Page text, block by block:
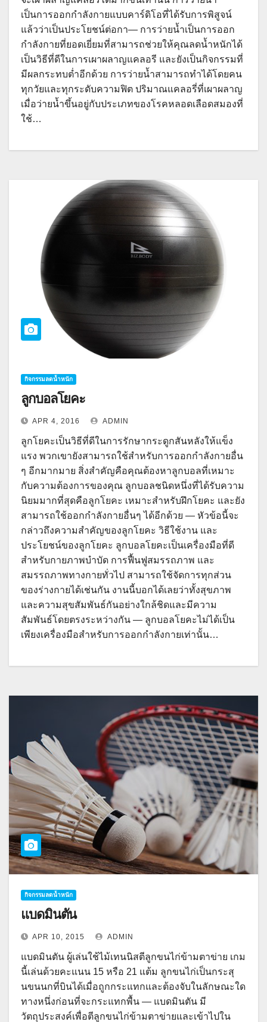
เป็นการออกกำลังกายแบบคาร์ดิโอที่ได้รับการพิสูจน์
แล้วว่าเป็นประโยชน์ต่อกา— การว่ายน้ำเป็นการออก
กำลังกายที่ยอดเยี่ยมที่สามารถช่วยให้คุณลดน้ำหนักได้
เป็นวิธีที่ดีในการเผาผลาญแคลอรี และยังเป็นกิจกรรมที่
มีผลกระทบต่ำอีกด้วย การว่ายน้ำสามารถทำได้โดยคน
ทุกวัยและทุกระดับความฟิต ปริมาณแคลอรี่ที่เผาผลาญ
เมื่อว่ายน้ำขึ้นอยู่กับประเภทของโรคหลอดเลือดสมองที่
ใช้…
กิจกรรมลดน้ำหนัก
ลูกบอลโยคะ
APR 4, 2016 ADMIN
ลูกโยคะเป็นวิธีที่ดีในการรักษากระดูกสันหลังให้แข็ง
แรง พวกเขายังสามารถใช้สำหรับการออกกำลังกายอื่น
ๆ อีกมากมาย สิ่งสำคัญคือคุณต้องหาลูกบอลที่เหมาะ
กับความต้องการของคุณ ลูกบอลชนิดหนึ่งที่ได้รับความ
นิยมมากที่สุดคือลูกโยคะ เหมาะสำหรับฝึกโยคะ และยัง
สามารถใช้ออกกำลังกายอื่นๆ ได้อีกด้วย — หัวข้อนี้จะ
กล่าวถึงความสำคัญของลูกโยคะ วิธีใช้งาน และ
ประโยชน์ของลูกโยคะ ลูกบอลโยคะเป็นเครื่องมือที่ดี
สำหรับกายภาพบำบัด การฟื้นฟูสมรรถภาพ และ
สมรรถภาพทางกายทั่วไป สามารถใช้จัดการทุกส่วน
ของร่างกายได้เช่นกัน งานนี้บอกได้เลยว่าทั้งสุขภาพ
และความสุขสัมพันธ์กันอย่างใกล้ชิดและมีความ
สัมพันธ์โดยตรงระหว่างกัน — ลูกบอลโยคะไม่ได้เป็น
เพียงเครื่องมือสำหรับการออกกำลังกายเท่านั้น…
กิจกรรมลดน้ำหนัก
แบดมินตัน
APR 10, 2015 ADMIN
แบดมินตัน ผู้เล่นใช้ไม้เทนนิสตีลูกขนไก่ข้ามตาข่าย เกม
นี้เล่นด้วยคะแนน 15 หรือ 21 แต้ม ลูกขนไก่เป็นกระสุ
นขนนกที่บินได้เมื่อถูกกระแทกและต้องจับในลักษณะใด
ทางหนึ่งก่อนที่จะกระแทกพื้น — แบดมินตัน มี
วัตถุประสงค์เพื่อตีลูกขนไก่ข้ามตาข่ายและเข้าไปใน